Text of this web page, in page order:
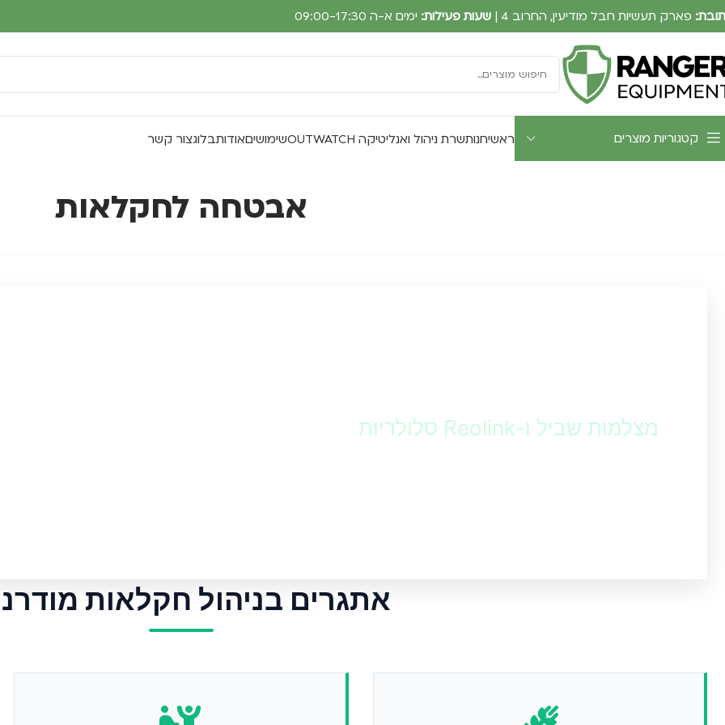
פארק תעשיות חבל מודיעין, החרוב 4 | שעות פעילות: ימים א-ה 09:00-17:30
קטגוריות מוצרים ראשיחנותשרת ניהול ואנליטיקה OUTWATCH שימושיםאודותבלוגצור קשר
אבטחה לחקלאות
מצלמות שביל ו-Reolink סלולריות
אתגרים בניהול חקלאות